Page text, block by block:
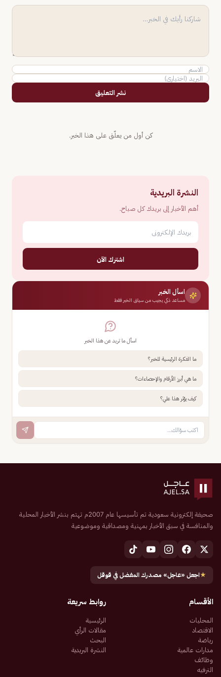
نشر التعليق
كن أول من يعلّق على هذا الخبر.
النشرة البريدية
أهم الأخبار إلى بريدك كل صباح.
اشترك الآن
اسأل الخبر
مساعد ذكي يجيب من سياق الخبر فقط
اسأل ما تريد عن هذا الخبر
ما الفكرة الرئيسية للخبر؟
ما هي أبرز الأرقام والإحصاءات؟
كيف يؤثر هذا علي؟
صحيفة إلكترونية سعودية تم تأسيسها عام 2007م تهتم بنشر الأخبار المحلية
والمنافسة في سبق الأخبار بمهنية ومصداقية وموضوعية
★اجعل «عاجل» مصدرك المفضل في قوقل
الأقسام
المحليات
الاقتصاد
رياضة
مدارات عالمية
وظائف
الترفيه
روابط سريعة
الرئيسية
مقالات الرأي
البحث
النشرة البريدية